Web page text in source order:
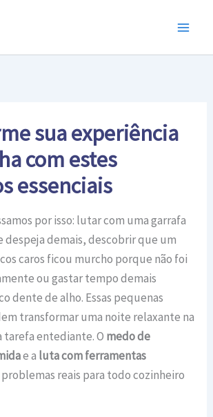
sua experiência
com estes
essenciais
por isso: lutar com uma garrafa
despeja demais, descobrir que um
caros ficou murcho porque não foi
ou gastar tempo demais
dente de alho. Essas pequenas
transformar uma noite relaxante na
tarefa entediante. O medo de
e a luta com ferramentas
problemas reais para todo cozinheiro